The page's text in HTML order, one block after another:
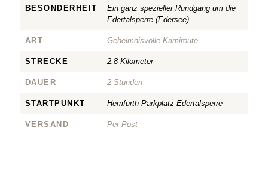
BESONDERHEIT
Ein ganz spezieller Rundgang um die
Edertalsperre (Edersee).
ART Geheimnisvolle Krimiroute
STRECKE 2,8 Kilometer
DAUER 2 Stunden
STARTPUNKT Hemfurth Parkplatz Edertalsperre
VERSAND Per Post